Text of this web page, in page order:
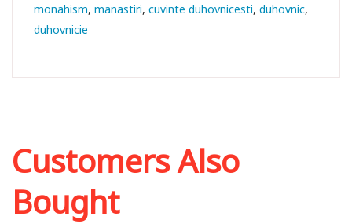
monahism manastiri cuvinte duhovnicesti duhovnic
duhovnicie
Customers Also
Bought